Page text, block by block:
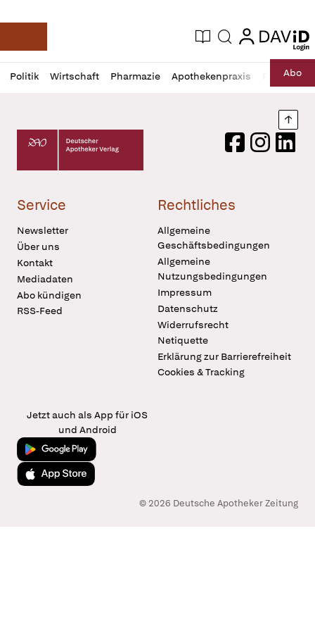
Deutsche Apotheker Zeitung
Aktuelle Ausgabe
Suche login
login
Politik Wirtschaft Pharmazie Apothekenpraxis RechtAbo
Profil
öffnen
Daz
Pur
Deutscher Apotheker Verlag Logo
FacebookInstagram
Service
Newsletter
Über uns
Kontakt
Mediadaten
Abo kündigen
RSS-Feed
Rechtliches
Allgemeine
Geschäftsbedingungen
Allgemeine
Nutzungsbedingungen
Impressum
Datenschutz
Widerrufsrecht
Netiquette
Erklärung zur Barrierefreiheit
Cookies & Tracking
Jetzt auch als App für iOS
und Android
Jetzt bei Google Play
Laden im App Store
© 2026 Deutsche Apotheker Zeitung